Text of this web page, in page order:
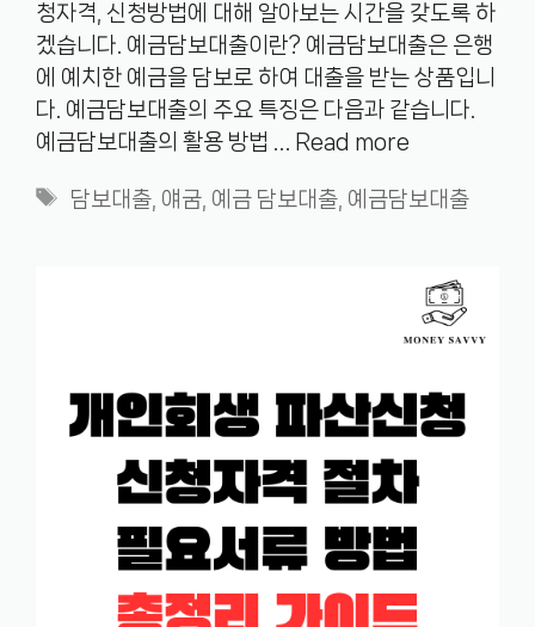
청자격, 신청방법에 대해 알아보는 시간을 갖도록 하
겠습니다. 예금담보대출이란? 예금담보대출은 은행
에 예치한 예금을 담보로 하여 대출을 받는 상품입니
다. 예금담보대출의 주요 특징은 다음과 같습니다.
예금담보대출의 활용 방법 … Read more
Tags
담보대출, 얘굼, 예금 담보대출, 예금담보대출